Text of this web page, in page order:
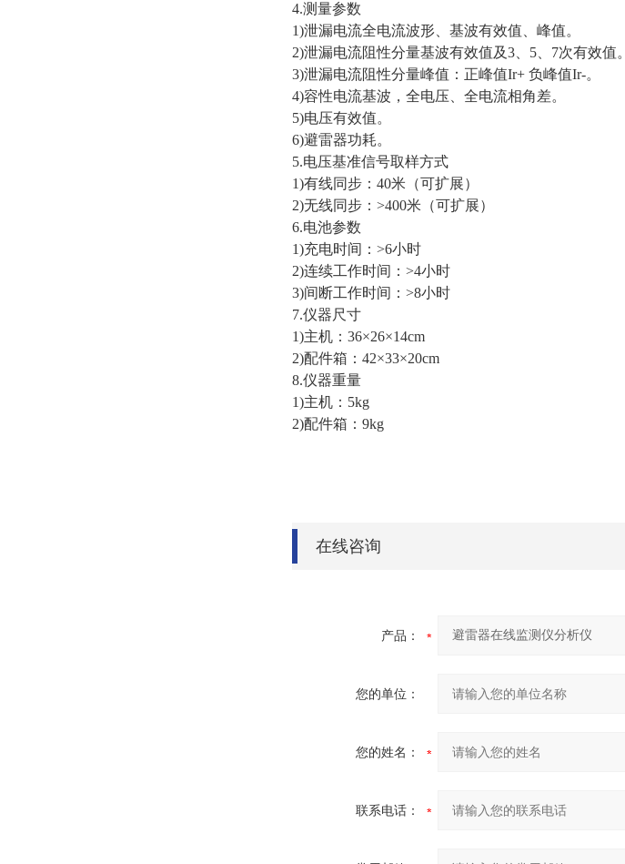
4.测量参数
1)泄漏电流全电流波形、基波有效值、峰值。
2)泄漏电流阻性分量基波有效值及3、5、7次有效值。
3)泄漏电流阻性分量峰值：正峰值Ir+ 负峰值Ir-。
4)容性电流基波，全电压、全电流相角差。
5)电压有效值。
6)避雷器功耗。
5.电压基准信号取样方式
1)有线同步：40米（可扩展）
2)无线同步：>400米（可扩展）
6.电池参数
1)充电时间：>6小时
2)连续工作时间：>4小时
3)间断工作时间：>8小时
7.仪器尺寸
1)主机：36×26×14cm
2)配件箱：42×33×20cm
8.仪器重量
1)主机：5kg
2)配件箱：9kg
在线咨询
产品：
您的单位：
您的姓名：
联系电话：